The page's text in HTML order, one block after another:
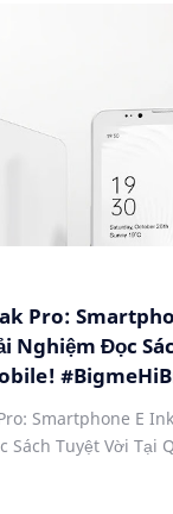
Pro:
Nghiệm Đọc
Smartphone E
Sách Tuyệt Vời Tại